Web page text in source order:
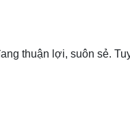
thuận lợi, suôn sẻ.